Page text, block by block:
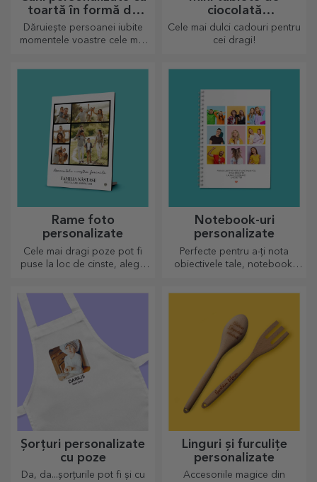
toartă în formă de
inimă
Dăruiește persoanei iubite
momentele voastre cele mai
ciocolată
personalizată
Cele mai dulci cadouri pentru
cei dragi!
Rame foto
personalizate
Cele mai dragi poze pot fi
puse la loc de cinste, alege
Notebook-uri
personalizate
Perfecte pentru a-ți nota
obiectivele tale, notebook-
Șorțuri personalizate
cu poze
Da, da...șorțurile pot fi și cu
Linguri și furculițe
personalizate
Accesoriile magice din